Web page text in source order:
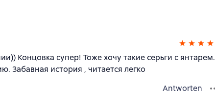
Концовка супер! Тоже хочу такие серьги с янтарем.
Забавная история , читается легко
Antworten